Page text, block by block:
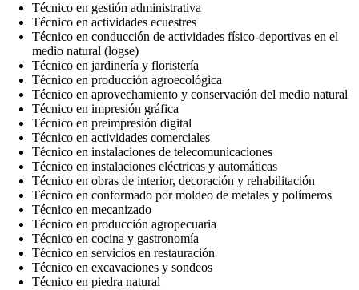
Técnico en gestión administrativa
Técnico en actividades ecuestres
Técnico en conducción de actividades físico-deportivas en el
medio natural (logse)
Técnico en jardinería y floristería
Técnico en producción agroecológica
Técnico en aprovechamiento y conservación del medio natural
Técnico en impresión gráfica
Técnico en preimpresión digital
Técnico en actividades comerciales
Técnico en instalaciones de telecomunicaciones
Técnico en instalaciones eléctricas y automáticas
Técnico en obras de interior, decoración y rehabilitación
Técnico en conformado por moldeo de metales y polímeros
Técnico en mecanizado
Técnico en producción agropecuaria
Técnico en cocina y gastronomía
Técnico en servicios en restauración
Técnico en excavaciones y sondeos
Técnico en piedra natural